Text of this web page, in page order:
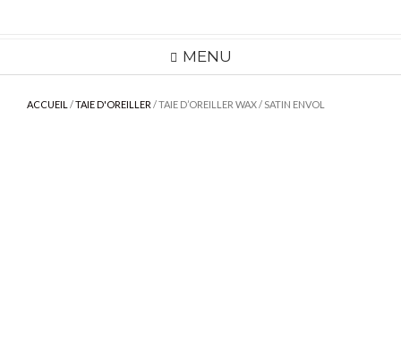
MENU
ACCUEIL /TAIE D'OREILLER / TAIE D’OREILLER WAX / SATIN ENVOL